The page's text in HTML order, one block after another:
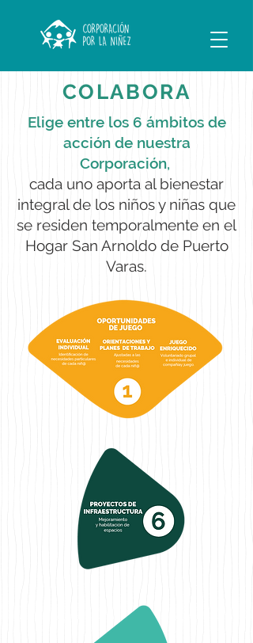
COLABORA
Elige entre los 6 ámbitos de
acción de nuestra
Corporación,
cada uno aporta al bienestar
integral de los niños y niñas que
se residen temporalmente en el
Hogar San Arnoldo de Puerto
Varas.